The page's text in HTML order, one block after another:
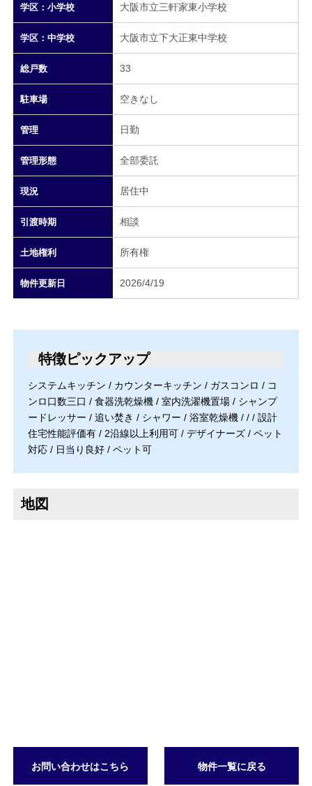
学区：小学校 大阪市立三軒家東小学校
学区：中学校 大阪市立下大正東中学校
総戸数 33
駐車場 空きなし
管理 日勤
管理形態 全部委託
現況 居住中
引渡時期 相談
土地権利 所有権
物件更新日 2026/4/19
特徴ピックアップ
システムキッチン / カウンターキッチン / ガスコンロ / コ
ンロ口数三口 / 食器洗乾燥機 / 室内洗濯機置場 / シャンプ
ードレッサー / 追い焚き / シャワー / 浴室乾燥機 / / / 設計
住宅性能評価有 / 2沿線以上利用可 / デザイナーズ / ペット
対応 / 日当り良好 / ペット可
地図
お問い合わせはこちら 物件一覧に戻る